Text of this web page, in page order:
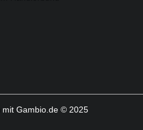
mit Gambio.de © 2025